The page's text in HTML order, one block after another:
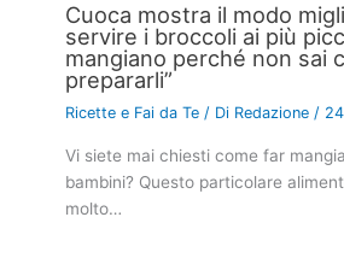
Cuoca mostra il modo
servire i broccoli ai più
mangiano perché non sai
prepararli”
Ricette e Fai da Te / Di Redazione/
Vi siete mai chiesti come far
bambini? Questo particolare
molto…